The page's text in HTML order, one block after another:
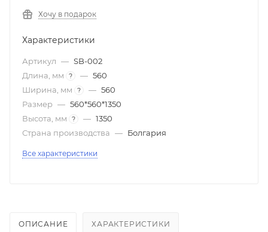
Хочу в подарок
Характеристики
Артикул — SB-002
Длина, мм
? — 560
Ширина, мм
? — 560
Размер — 560*560*1350
Высота, мм
? — 1350
Страна производства — Болгария
Все характеристики
ОПИСАНИЕ ХАРАКТЕРИСТИКИ